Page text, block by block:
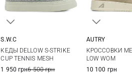
40
41
S.W.C
КЕДЫ DELLOW S-STRIKE
CUP TENNIS MESH
1 950 грн6 500 грн
41
42
AUTRY
КРОССОВКИ
LOW WOM
10 100 грн